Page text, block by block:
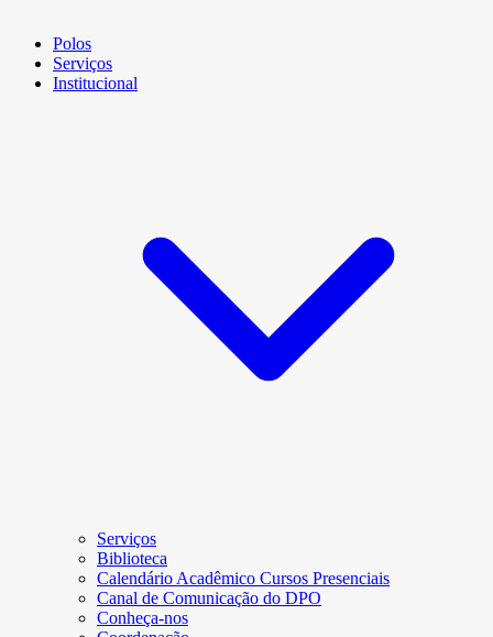
Polos
Serviços
Institucional
Serviços
Biblioteca
Calendário Acadêmico Cursos Presenciais
Canal de Comunicação do DPO
Conheça-nos